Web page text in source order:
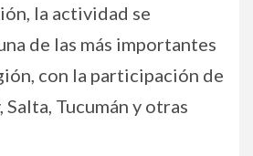
la actividad se
de las más importantes
con la participación de
Salta, Tucumán y otras